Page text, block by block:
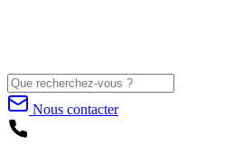
Nous contacter